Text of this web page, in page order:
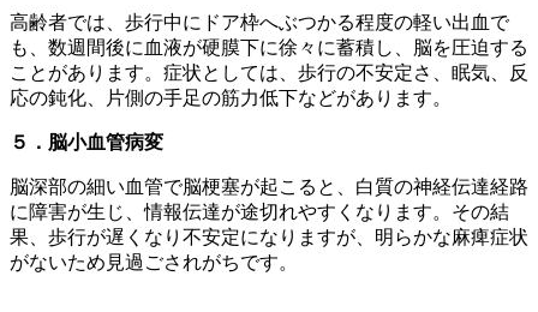
高齢者では、歩行中にドア枠へぶつかる程度の軽い出血で
も、数週間後に血液が硬膜下に徐々に蓄積し、脳を圧迫する
ことがあります。症状としては、歩行の不安定さ、眠気、反
応の鈍化、片側の手足の筋力低下などがあります。
５．脳小血管病変
脳深部の細い血管で脳梗塞が起こると、白質の神経伝達経路
に障害が生じ、情報伝達が途切れやすくなります。その結
果、歩行が遅くなり不安定になりますが、明らかな麻痺症状
がないため見過ごされがちです。